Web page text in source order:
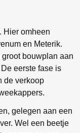
Hier omheen
en Meterik.
bouwplan aan
eerste fase is
de verkoop
gelegen aan een
Wel een beetje